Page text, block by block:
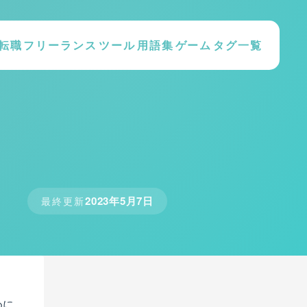
職フリーランス ツール用語集ゲーム タグ一覧
最終更新2023年5月7日